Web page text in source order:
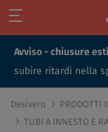
Avviso - chiusure
subire ritardi nella
Desivero PRODOTTI
TUBI A INNESTO E